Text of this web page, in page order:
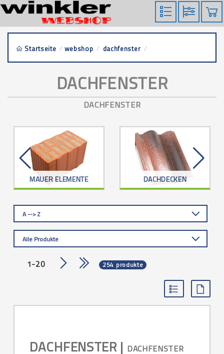
Startseite / webshop / dachfenster /
DACHFENSTER
DACHFENSTER
MAUER ELEMENTE DACHDECKEN
A --> Z
Alle Produkte
1-20 254 produkte
DACHFENSTER | DACHFENSTER